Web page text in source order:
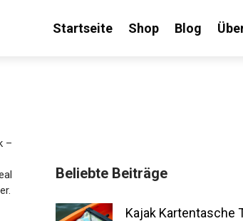
Startseite Shop Blog
Beliebte Beiträge
Kajak Kartentasche